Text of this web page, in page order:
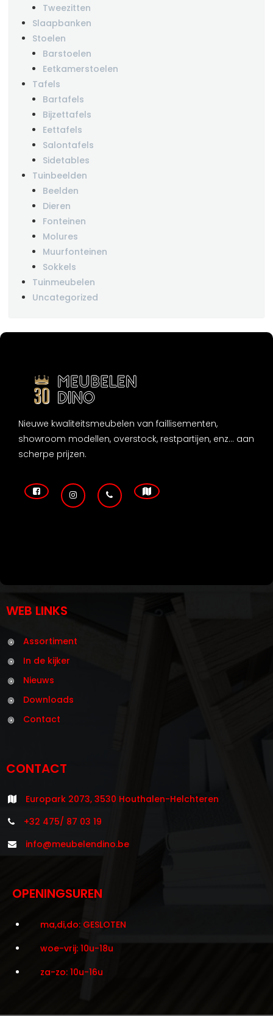
Tweezitten
Slaapbanken
Stoelen
Barstoelen
Eetkamerstoelen
Tafels
Bartafels
Bijzettafels
Eettafels
Salontafels
Sidetables
Tuinbeelden
Beelden
Dieren
Fonteinen
Molures
Muurfonteinen
Sokkels
Tuinmeubelen
Uncategorized
Nieuwe kwaliteitsmeubelen van faillisementen,
showroom modellen, overstock, restpartijen, enz... aan
scherpe prijzen.
WEB LINKS
Assortiment
In de kijker
Nieuws
Downloads
Contact
CONTACT
Europark 2073, 3530 Houthalen-Helchteren
+32 475/ 87 03 19
info@meubelendino.be
OPENINGSUREN
ma,di,do: GESLOTEN
woe-vrij: 10u-18u
za-zo: 10u-16u